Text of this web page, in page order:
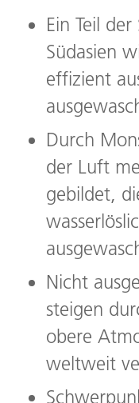
Ein Teil
Südasien
effizient
Durch
der Luft
gebildet,
Nicht
steigen
obere
weltweit